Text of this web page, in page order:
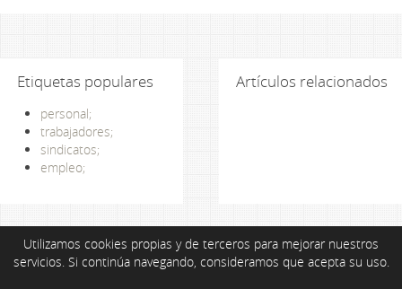
Etiquetas populares
personal;
trabajadores;
sindicatos;
empleo;
Artículos relacionados
Utilizamos cookies propias y de terceros para mejorar nuestros
servicios. Si continúa navegando, consideramos que acepta su uso.